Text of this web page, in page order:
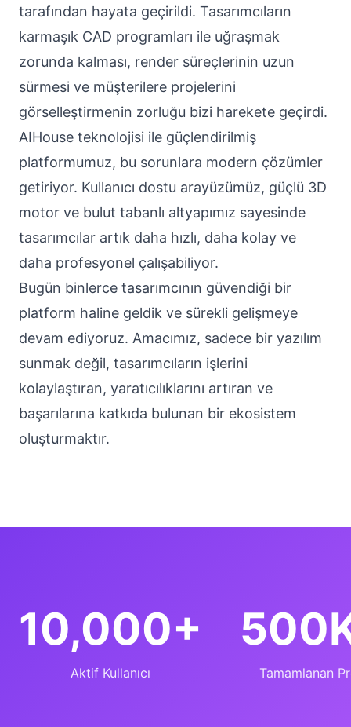
tarafından hayata geçirildi. Tasarımcıların
karmaşık CAD programları ile uğraşmak
zorunda kalması, render süreçlerinin uzun
sürmesi ve müşterilere projelerini
görselleştirmenin zorluğu bizi harekete geçirdi.
AIHouse teknolojisi ile güçlendirilmiş
platformumuz, bu sorunlara modern çözümler
getiriyor. Kullanıcı dostu arayüzümüz, güçlü 3D
motor ve bulut tabanlı altyapımız sayesinde
tasarımcılar artık daha hızlı, daha kolay ve
daha profesyonel çalışabiliyor.
Bugün binlerce tasarımcının güvendiği bir
platform haline geldik ve sürekli gelişmeye
devam ediyoruz. Amacımız, sadece bir yazılım
sunmak değil, tasarımcıların işlerini
kolaylaştıran, yaratıcılıklarını artıran ve
başarılarına katkıda bulunan bir ekosistem
oluşturmaktır.
10,000+
Aktif Kullanıcı Tamamlanan